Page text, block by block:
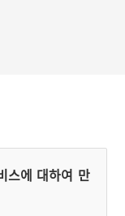
하였고, 세계 유수
초청되어 작품성
았으며, 한국에서
스에 대하여 만